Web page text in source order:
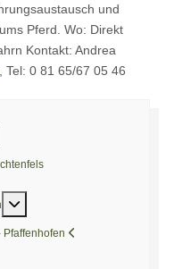
und
Pferd. Wo: Direkt
Kontakt: Andrea
, Tel: 0 81 65/67 05 46
Informationen: Coburg/
Weitere Informationen: